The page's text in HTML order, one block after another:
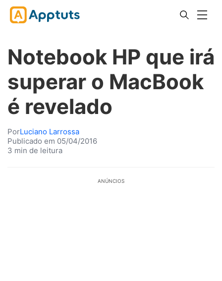
Notebook HP que irá
superar o MacBook
é revelado
PorLuciano Larrossa
Publicado em 05/04/2016
3 min de leitura
ANÚNCIOS